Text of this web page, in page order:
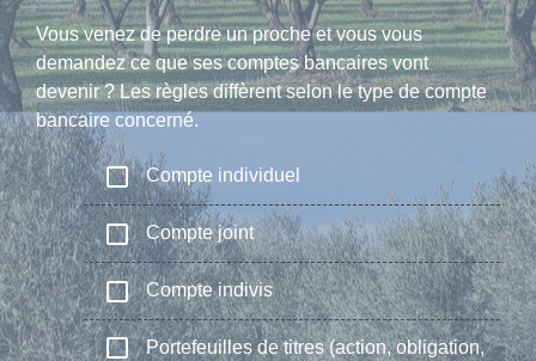
Vous venez de perdre un proche et vous vous
demandez ce que ses comptes bancaires vont
devenir ? Les règles diffèrent selon le type de compte
bancaire concerné.
check_box_outline_blank Compte individuel
check_box_outline_blank Compte joint
check_box_outline_blank Compte indivis
check_box_outline_blank Portefeuilles de titres (action, obligation,